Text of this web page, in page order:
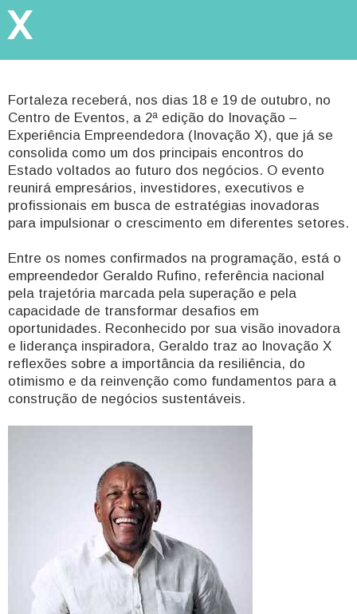
X
Fortaleza receberá, nos dias 18 e 19 de outubro, no
Centro de Eventos, a 2ª edição do Inovação –
Experiência Empreendedora (Inovação X), que já se
consolida como um dos principais encontros do
Estado voltados ao futuro dos negócios. O evento
reunirá empresários, investidores, executivos e
profissionais em busca de estratégias inovadoras
para impulsionar o crescimento em diferentes setores.
Entre os nomes confirmados na programação, está o
empreendedor Geraldo Rufino, referência nacional
pela trajetória marcada pela superação e pela
capacidade de transformar desafios em
oportunidades. Reconhecido por sua visão inovadora
e liderança inspiradora, Geraldo traz ao Inovação X
reflexões sobre a importância da resiliência, do
otimismo e da reinvenção como fundamentos para a
construção de negócios sustentáveis.